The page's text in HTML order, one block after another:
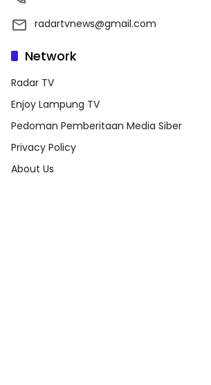
radartvnews@gmail.com
Network
Radar TV
Enjoy Lampung TV
Pedoman Pemberitaan Media Siber
Privacy Policy
About Us